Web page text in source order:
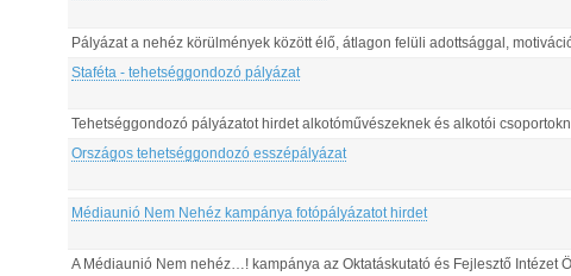
Pályázat a nehéz körülmények között élő, átlagon felüli adottsággal,
Staféta - tehetséggondozó pályázat
Tehetséggondozó pályázatot hirdet alkotóművészeknek és alkotói
Országos tehetséggondozó esszépályázat
Médiaunió Nem Nehéz kampánya fotópályázatot hirdet
A Médiaunió Nem nehéz…! kampánya az Oktatáskutató és Fejlesztő Intézet